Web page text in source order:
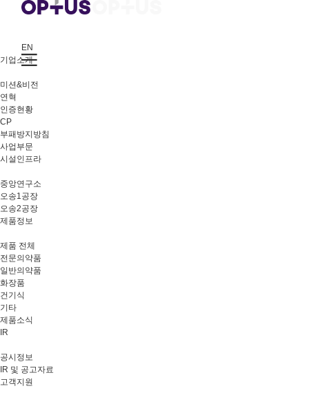
EN
기업소개
미션&비전
연혁
인증현황
CP
부패방지방침
사업부문
시설인프라
중앙연구소
오송1공장
오송2공장
제품정보
제품 전체
전문의약품
일반의약품
화장품
건기식
기타
제품소식
IR
공시정보
IR 및 공고자료
고객지원